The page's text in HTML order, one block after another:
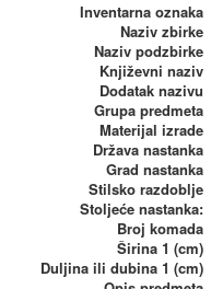
Inventarna oznaka
Naziv zbirke
Naziv podzbirke
Književni naziv
Dodatak nazivu
Grupa predmeta
Materijal izrade
Država nastanka
Grad nastanka
Stilsko razdoblje
Stoljeće nastanka:
Broj komada
Širina 1 (cm)
Duljina ili dubina 1 (cm)